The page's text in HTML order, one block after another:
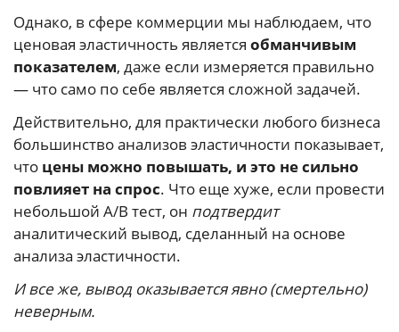
Однако, в сфере коммерции мы наблюдаем, что
ценовая эластичность является обманчивым
показателем, даже если измеряется правильно
— что само по себе является сложной задачей.
Действительно, для практически любого бизнеса
большинство анализов эластичности показывает,
что цены можно повышать, и это не сильно
повлияет на спрос. Что еще хуже, если провести
небольшой A/B тест, он подтвердит
аналитический вывод, сделанный на основе
анализа эластичности.
И все же, вывод оказывается явно (смертельно)
неверным.